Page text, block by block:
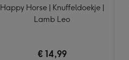
Happy Horse | Knuffeldoekje |
Lamb Leo
€ 14,99